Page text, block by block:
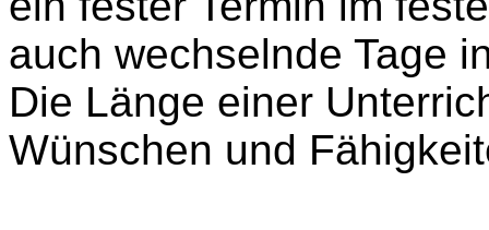
auch wechselnde Tage
Die Länge einer
Wünschen und